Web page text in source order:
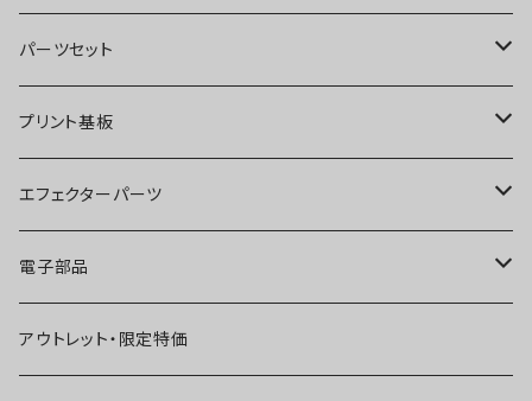
オーバードライブ
ディストーション
ファズ
プリアンプ
空間系
ブースター
オーバードライブ
ディストーション
ファズ
空間系
パーツセット
ブースター
オーバードライブ
ディストーション
ファズ
プリント基板
オーバードライブ
ディストーション
ファズ
エフェクターパーツ
スイッチ
ジャック
電子部品
IC
アウトレット・限定特価